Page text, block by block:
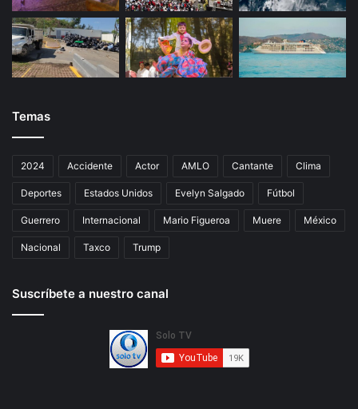
Temas
2024 Accidente Actor AMLO Cantante Clima
Deportes Estados Unidos Evelyn Salgado Fútbol
Guerrero Internacional Mario Figueroa Muere México
Nacional Taxco Trump
Suscríbete a nuestro canal